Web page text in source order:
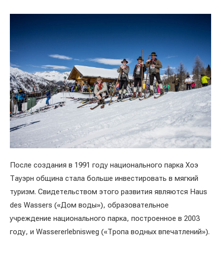
После создания в 1991 году национального парка Хоэ
Тауэрн община стала больше инвестировать в мягкий
туризм. Свидетельством этого развития являются Haus
des Wassers («Дом воды»), образовательное
учреждение национального парка, построенное в 2003
году, и Wassererlebnisweg («Тропа водных впечатлений»).